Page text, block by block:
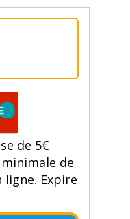
de 5€
de
ligne. Expire